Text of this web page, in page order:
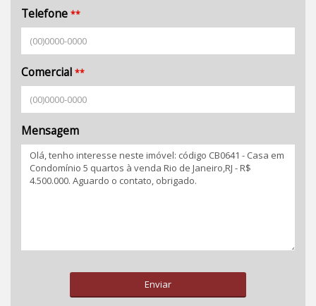
Telefone **
Comercial **
Mensagem
Enviar